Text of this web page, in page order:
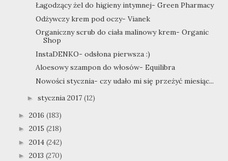
Łagodzący żel do higieny intymnej- Green Pharmacy
Odżywczy krem pod oczy- Vianek
Organiczny scrub do ciała malinowy krem- Organic
Shop
InstaDENKO- odsłona pierwsza :)
Aloesowy szampon do włosów- Equilibra
Nowości stycznia- czy udało mi się przeżyć miesiąc...
► stycznia 2017 (12)
► 2016 (183)
► 2015 (218)
► 2014 (242)
► 2013 (270)